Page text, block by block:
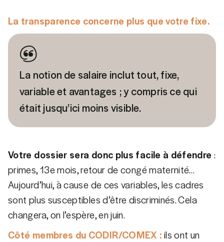
La transparence concerne plus que votre fixe.
La notion de salaire inclut tout, fixe,
variable et avantages ; y compris ce qui
était jusqu’ici moins visible.
Votre dossier sera donc plus facile à défendre :
primes, 13e mois, retour de congé maternité…
Aujourd’hui, à cause de ces variables, les cadres
sont plus susceptibles d’être discriminés. Cela
changera, on l’espère, en juin.
Côté membres du CODIR/COMEX :ils ont un